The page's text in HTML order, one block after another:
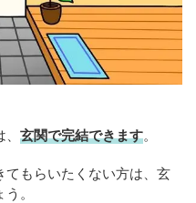
玄関で完結できます。
てもらいたくない方は、玄
。